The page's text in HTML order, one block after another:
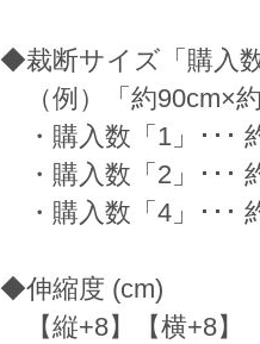
◆裁断サイズ「購入
（例）「約90cm×
・購入数「1」･･･
・購入数「2」･･･
・購入数「4」･･･
◆伸縮度 (cm)
【縦+8】【横+8】